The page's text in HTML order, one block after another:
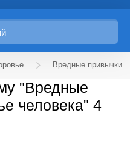
Вредные привычки
"Вредные
человека" 4